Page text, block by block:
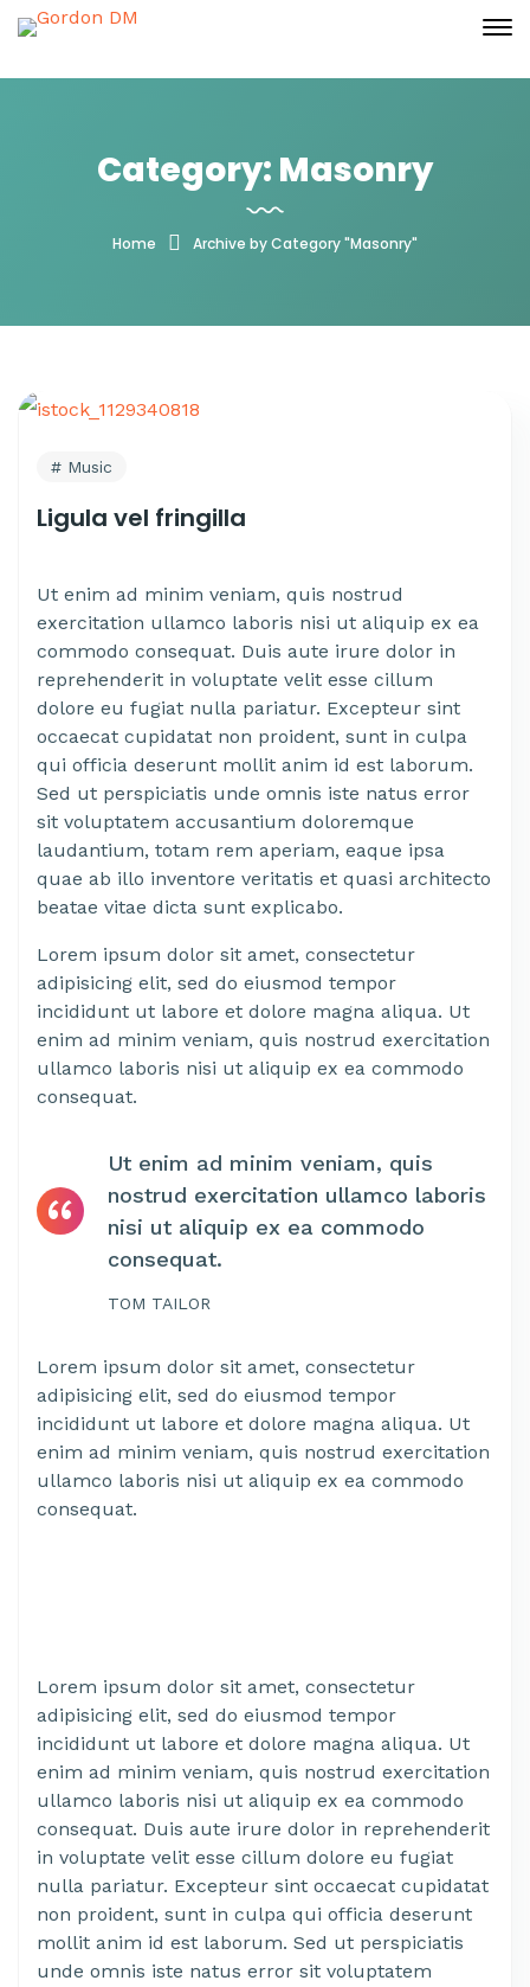
Category: Masonry
Home Archive by Category "Masonry"
Music
Ligula vel fringilla
Ut enim ad minim veniam, quis nostrud
exercitation ullamco laboris nisi ut aliquip ex ea
commodo consequat. Duis aute irure dolor in
reprehenderit in voluptate velit esse cillum
dolore eu fugiat nulla pariatur. Excepteur sint
occaecat cupidatat non proident, sunt in culpa
qui officia deserunt mollit anim id est laborum.
Sed ut perspiciatis unde omnis iste natus error
sit voluptatem accusantium doloremque
laudantium, totam rem aperiam, eaque ipsa
quae ab illo inventore veritatis et quasi architecto
beatae vitae dicta sunt explicabo.
Lorem ipsum dolor sit amet, consectetur
adipisicing elit, sed do eiusmod tempor
incididunt ut labore et dolore magna aliqua. Ut
enim ad minim veniam, quis nostrud exercitation
ullamco laboris nisi ut aliquip ex ea commodo
consequat.
Ut enim ad minim veniam, quis
nostrud exercitation ullamco laboris
nisi ut aliquip ex ea commodo
consequat.
TOM TAILOR
Lorem ipsum dolor sit amet, consectetur
adipisicing elit, sed do eiusmod tempor
incididunt ut labore et dolore magna aliqua. Ut
enim ad minim veniam, quis nostrud exercitation
ullamco laboris nisi ut aliquip ex ea commodo
consequat.
Lorem ipsum dolor sit amet, consectetur
adipisicing elit, sed do eiusmod tempor
incididunt ut labore et dolore magna aliqua. Ut
enim ad minim veniam, quis nostrud exercitation
ullamco laboris nisi ut aliquip ex ea commodo
consequat. Duis aute irure dolor in reprehenderit
in voluptate velit esse cillum dolore eu fugiat
nulla pariatur. Excepteur sint occaecat cupidatat
non proident, sunt in culpa qui officia deserunt
mollit anim id est laborum. Sed ut perspiciatis
unde omnis iste natus error sit voluptatem